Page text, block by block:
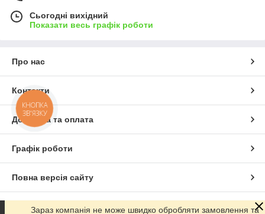
Сьогодні вихідний
Показати весь графік роботи
Про нас
Контакти
Доставка та оплата
Графік роботи
Повна версія сайту
Сайт створено на маркетплейсіProm.ua
Зараз компанія не може швидко обробляти замовлення та
КНОПКА
ЗВ'ЯЗКУ